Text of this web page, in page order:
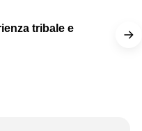
tribale e